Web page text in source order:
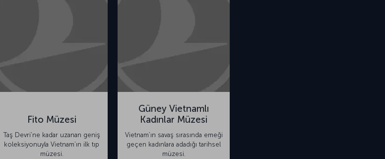
Fito Müzesi
Taş Devri’ne kadar uzanan geniş
koleksiyonuyla Vietnam’ın ilk tıp
müzesi.
Güney Vietnamlı
Kadınlar Müzesi
Vietnam’ın savaş sırasında emeği
geçen kadınlara adadığı tarihsel
müzesi.